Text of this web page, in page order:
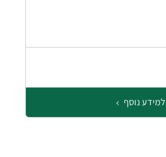
למידע נוסף